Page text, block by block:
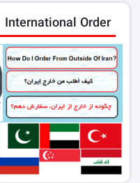
International Order